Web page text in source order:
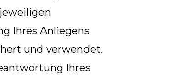
Ihres Anliegens
und verwendet.
Ihres